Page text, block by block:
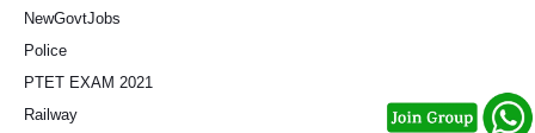
NewGovtJobs
Police
PTET EXAM 2021
Railway